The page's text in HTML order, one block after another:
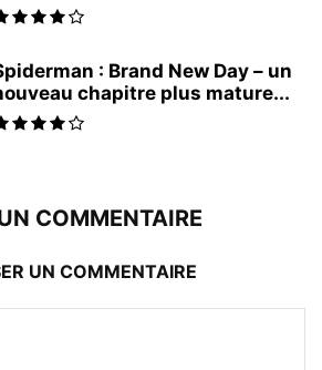
: Brand New Day – un
chapitre plus mature...
COMMENTAIRE
UN COMMENTAIRE